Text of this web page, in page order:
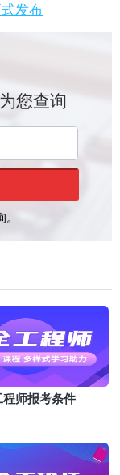
发布
师报考条件